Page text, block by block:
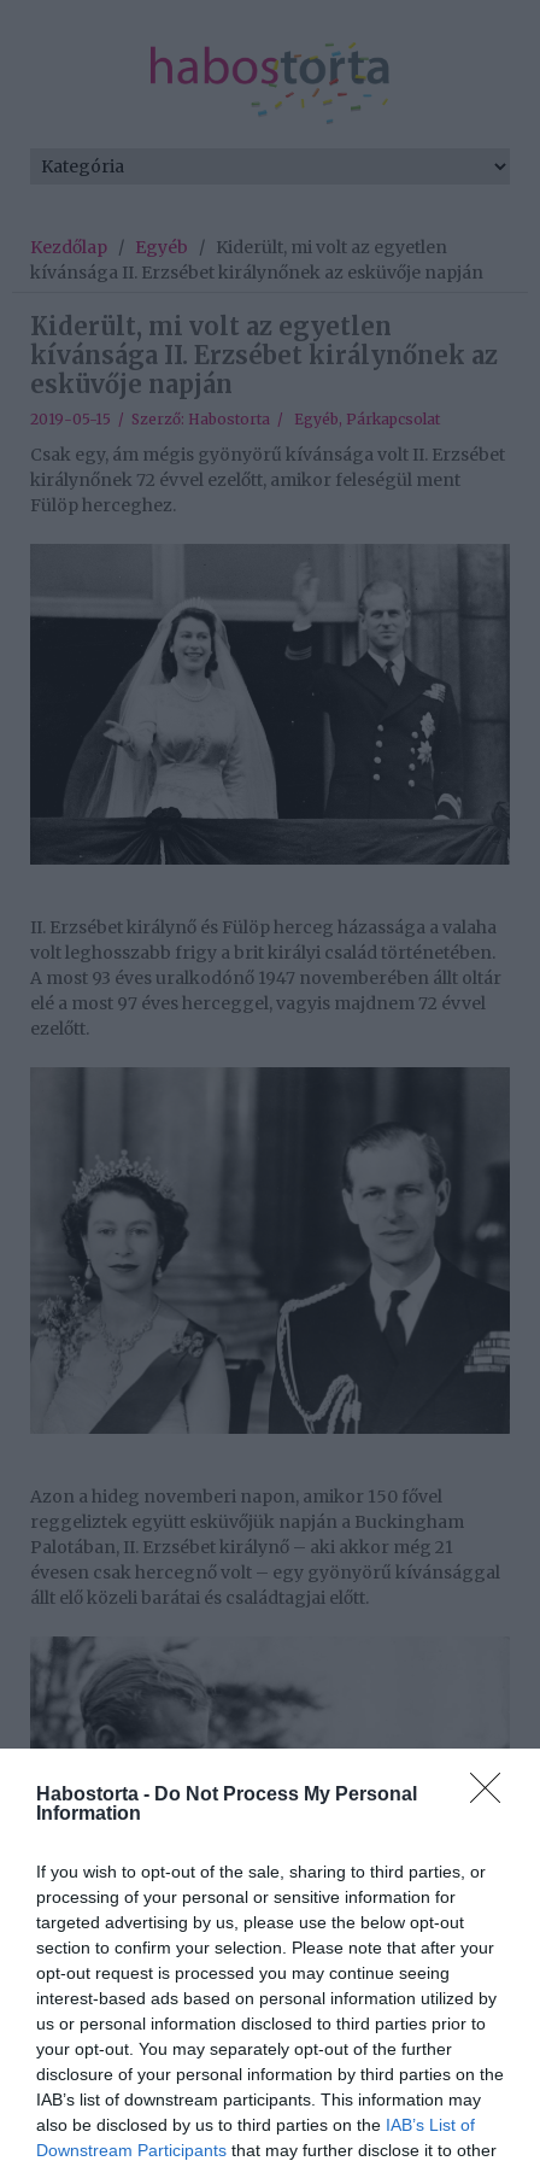
Habostorta - Do Not Process My Personal
Information
If you wish to opt-out of the sale, sharing to third parties, or
processing of your personal or sensitive information for
targeted advertising by us, please use the below opt-out
section to confirm your selection. Please note that after your
opt-out request is processed you may continue seeing
interest-based ads based on personal information utilized by
us or personal information disclosed to third parties prior to
your opt-out. You may separately opt-out of the further
disclosure of your personal information by third parties on the
IAB’s list of downstream participants. This information may
also be disclosed by us to third parties on the IAB’s List of
Downstream Participants that may further disclose it to other
Kezdőlap / Egyéb / Kiderült, mi volt az egyetlen
kívánsága II. Erzsébet királynőnek az esküvője napján
Kiderült, mi volt az egyetlen
kívánsága II. Erzsébet királynőnek az
esküvője napján
2019-05-15 / Szerző: Habostorta / Egyéb, Párkapcsolat
Csak egy, ám mégis gyönyörű kívánsága volt II. Erzsébet
királynőnek 72 évvel ezelőtt, amikor feleségül ment
Fülöp herceghez.
II. Erzsébet királynő és Fülöp herceg házassága a valaha
volt leghosszabb frigy a brit királyi család történetében.
A most 93 éves uralkodónő 1947 novemberében állt oltár
elé a most 97 éves herceggel, vagyis majdnem 72 évvel
ezelőtt.
Azon a hideg novemberi napon, amikor 150 fővel
reggeliztek együtt esküvőjük napján a Buckingham
Palotában, II. Erzsébet királynő – aki akkor még 21
évesen csak hercegnő volt – egy gyönyörű kívánsággal
állt elő közeli barátai és családtagjai előtt.
„Én nem kérek mást, csak azt, hogy pont annyira
boldogok lehessünk együtt Fülöppel, mint anyám és
apám, vagy mint előttük Mária királynő és György király”
– mondta Erzsébet királynő, aki ahhoz az emberhez